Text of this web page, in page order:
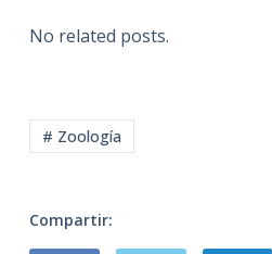
No related posts.
# Zoología
Compartir: